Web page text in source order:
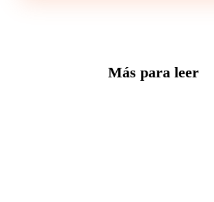
Más para leer